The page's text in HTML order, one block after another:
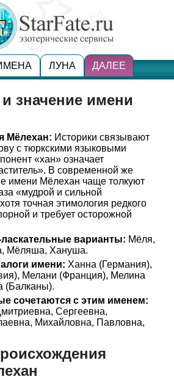
ЛУНА ДАЛЕЕ
значение имени
Мёлехан: Историки связывают
с тюркскими языковыми
«хан» означает
В современной же
имени Мёлехан чаще толкуют
«мудрой и сильной
точная этимология редкого
и требует осторожной
варианты: Мёля,
Мёляша, Хануша.
имени: Ханна (Германия),
Мелани (Франция), Мелина
(Балканы).
сочетаются с этим именем:
Сергеевна,
Михайловна, Павловна,